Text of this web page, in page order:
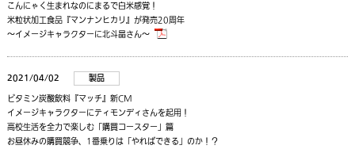
こんにゃく生まれなのにまるで白米感覚！
米粒状加工食品『マンナンヒカリ』が発売20周年
～イメージキャラクターに北斗晶さん～
2021/04/02
製品
ビタミン炭酸飲料『マッチ』新CM
イメージキャラクターにティモンディさんを起用！
高校生活を全力で楽しむ「購買コースター」篇
お昼休みの購買競争、1番乗りは「やればできる」のか！？